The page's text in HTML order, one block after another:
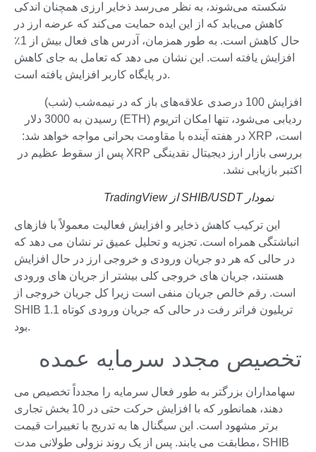
شکسته می‌شوند، به نظر می‌رسد ذخایر ارزی همچنان اندکی
کاهش می‌یابد که از این ایده حمایت می‌کند که عرضه ارز در
حال کاهش است. به طور همزمان، آدرس های فعال بیش از 1٪
افزایش یافته است. این نشان می دهد که تعامل به جای کاهش
در پایگاه کاربر افزایش یافته است.
افزایش 100 درصدی علاقه‌های باز که در نیمه‌شب (شب)
ردیابی می‌شود، تنها امکان اتریوم (ETH) رسیدن به 3000 دلار
است، XRP در هفته آینده با مقاومت بحرانی مواجه خواهد شد:
بررسی بازار ارز دیجیتال نقدینگی XRP پس از سقوط عظیم در
اکتبر بازیابی نشد.
نمودار SHIB/USDT از TradingView
این ترکیب کاهش ذخایر و افزایش فعالیت معمولاً با فازهای
انباشتگی همراه است. تجزیه و تحلیل عمیق تر نشان می دهد که
در حالی که هر دو جریان ورودی و خروجی ارز در حال افزایش
هستند، جریان های خروجی کلی بیشتر از جریان های ورودی
است. رقم خالص جریان منفی است زیرا کل جریان خروجی از
SHIB 1.1 تریلیون فراتر رفت در حالی که جریان ورودی کوتاه
بود.
تخصیص مجدد سرمایه عمده
سهامداران بزرگتر به طور فعال سرمایه را مجدداً تخصیص می
دهند، همانطور که با افزایش حرکت حتی در 10 بخش تجاری
برتر مشهود است. این سیگنال ها به تدریج با تغییرات قیمت
مطابقت می یابند. پس از یک روند نزولی طولانی مدت، SHIB